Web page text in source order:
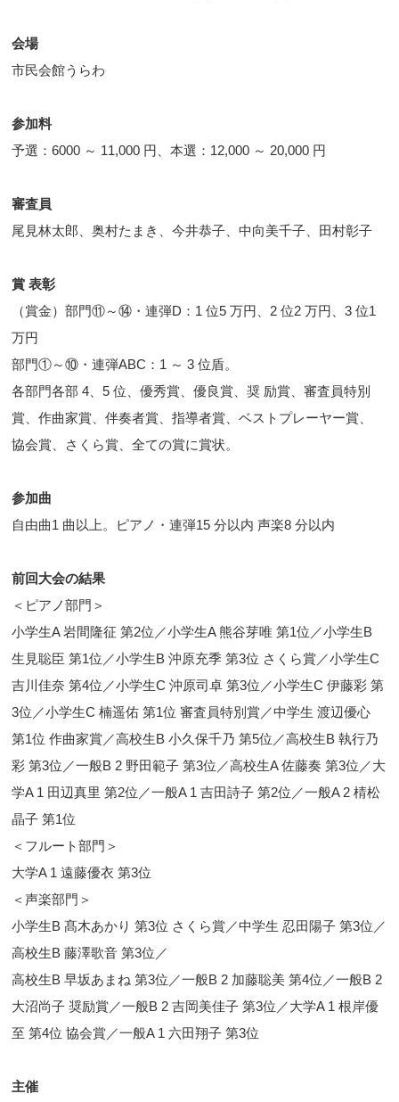
会場
市民会館うらわ
参加料
予選：6000 ～ 11,000 円、本選：12,000 ～ 20,000 円
審査員
尾見林太郎、奥村たまき、今井恭子、中向美千子、田村彰子
賞 表彰
（賞金）部門⑪～⑭・連弾D：1 位5 万円、2 位2 万円、3 位1
万円
部門①～⑩・連弾ABC：1 ～ 3 位盾。
各部門各部 4、5 位、優秀賞、優良賞、奨 励賞、審査員特別
賞、作曲家賞、伴奏者賞、指導者賞、ベストプレーヤー賞、
協会賞、さくら賞、全ての賞に賞状。
参加曲
自由曲1 曲以上。ピアノ・連弾15 分以内 声楽8 分以内
前回大会の結果
＜ピアノ部門＞
小学生A 岩間隆征 第2位／小学生A 熊谷芽唯 第1位／小学生B
生見聡臣 第1位／小学生B 沖原充季 第3位 さくら賞／小学生C
吉川佳奈 第4位／小学生C 沖原司卓 第3位／小学生C 伊藤彩 第
3位／小学生C 楠遥佑 第1位 審査員特別賞／中学生 渡辺優心
第1位 作曲家賞／高校生B 小久保千乃 第5位／高校生B 執行乃
彩 第3位／一般B 2 野田範子 第3位／高校生A 佐藤奏 第3位／大
学A 1 田辺真里 第2位／一般A 1 吉田詩子 第2位／一般A 2 棈松
晶子 第1位
＜フルート部門＞
大学A 1 遠藤優衣 第3位
＜声楽部門＞
小学生B 髙木あかり 第3位 さくら賞／中学生 忍田陽子 第3位／
高校生B 藤澤歌音 第3位／
高校生B 早坂あまね 第3位／一般B 2 加藤聡美 第4位／一般B 2
大沼尚子 奨励賞／一般B 2 吉岡美佳子 第3位／大学A 1 根岸優
至 第4位 協会賞／一般A 1 六田翔子 第3位
主催